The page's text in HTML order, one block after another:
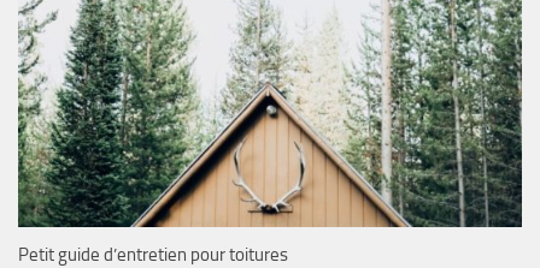
Petit guide d’entretien pour toitures